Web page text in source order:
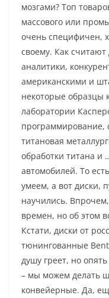
мозгами? Топ
массового или
очень специфичен,
своему. Как
аналитики,
американскими и
некоторые образцы
лаборатории
программирование,
титановая
обработки титана и
автомобилей. То
умеем, а вот диски,
научились.
времен, но об этом
Кстати, диски от
тюнингованные
душу греет, но
– мы можем делать
конвейерные. Да,